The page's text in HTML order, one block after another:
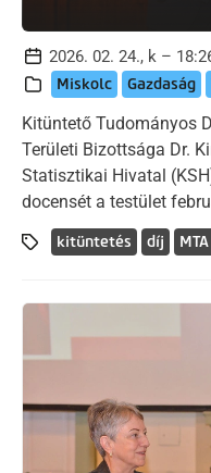
2026. 02. 24., k –
Miskolc Gazdaság
Kitüntető Tudományos
Területi Bizottsága Dr.
Statisztikai Hivatal
docensét a testület
kitüntetés díj